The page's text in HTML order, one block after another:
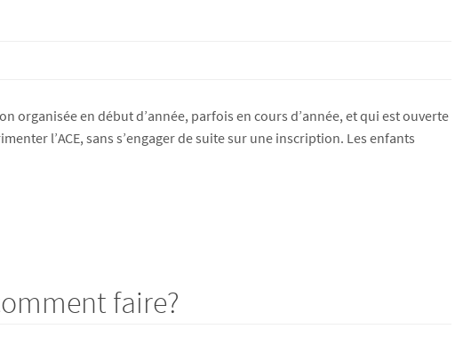
organisée en début d’année, parfois en cours d’année, et qui est ouverte
l’ACE, sans s’engager de suite sur une inscription. Les enfants
faire?